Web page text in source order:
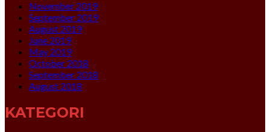
November 2019
September 2019
August 2019
June 2019
May 2019
October 2018
September 2018
August 2018
KATEGORI